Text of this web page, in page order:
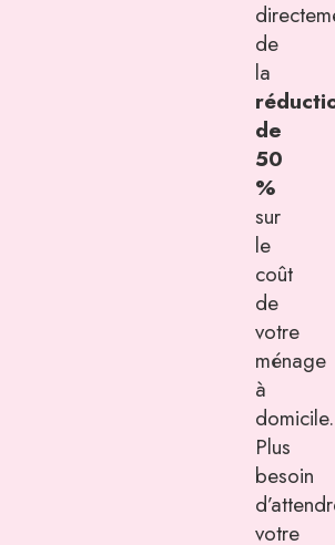
de
la
de
50
%
sur
le
coût
de
votre
ménage
à
domicile.
Plus
besoin
votre